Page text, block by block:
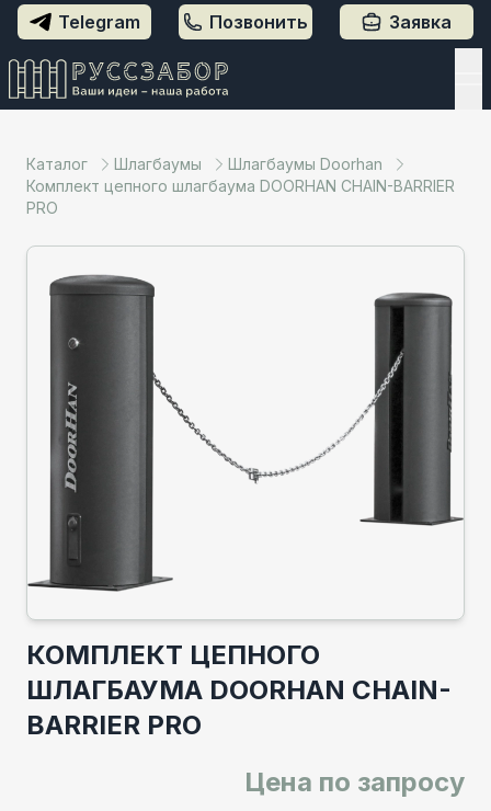
Telegram Позвонить Заявка
Каталог Шлагбаумы
Шлагбаумы Doorhan
Комплект цепного шлагбаума DOORHAN CHAIN-BARRIER
PRO
КОМПЛЕКТ ЦЕПНОГО
ШЛАГБАУМА DOORHAN CHAIN-
BARRIER PRO
Цена по запросу